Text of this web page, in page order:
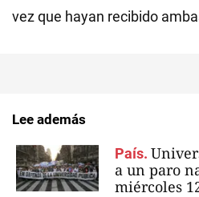
vez que hayan recibido
Lee además
País.
a un paro
miércoles